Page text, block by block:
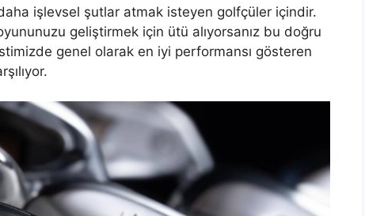
işlevsel şutlar atmak isteyen golfçüler içindir.
geliştirmek için ütü alıyorsanız bu doğru
genel olarak en iyi performansı gösteren